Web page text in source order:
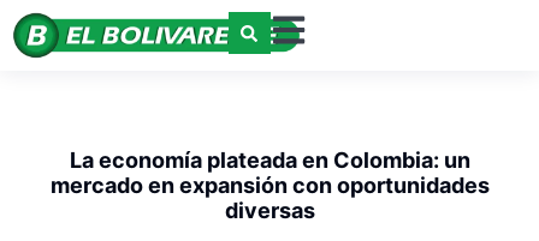
La economía plateada en Colombia: un
mercado en expansión con oportunidades
diversas